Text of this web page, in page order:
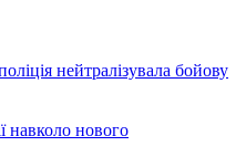
нейтралізувала бойову
навколо нового